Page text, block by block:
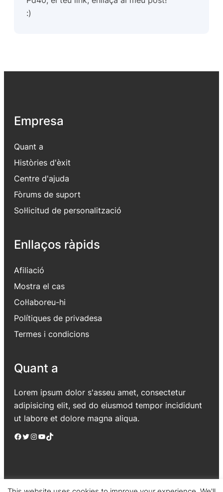
:)
Empresa
Quant a
Històries d'èxit
Centre d'ajuda
Fòrums de suport
Sol·licitud de personalització
Enllaços ràpids
Afiliació
Mostra el cas
Col·laboreu-hi
Polítiques de privadesa
Termes i condicions
Quant a
Lorem ipsum dolor s'asseu amet, consectetur
adipisicing elit, sed do eiusmod tempor incididunt
ut labore et dolore magna aliqua.
Facebook Twitter Instagram YouTube TikTok